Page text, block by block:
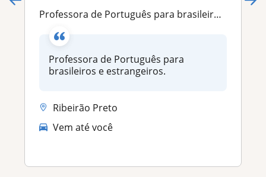
Professora de Português para brasileiros e estrangeiros
Professora de Português para
brasileiros e estrangeiros.
Ribeirão Preto
Vem até você